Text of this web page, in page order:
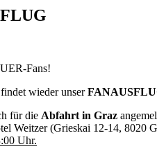
Fans!
wieder unser
für die Abfahrt in Graz
Weitzer (Grieskai 12-14, 8020
Uhr.